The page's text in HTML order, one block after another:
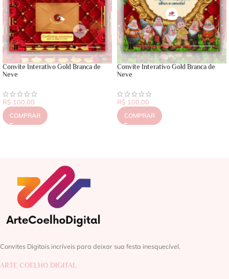
Convite Interativo Gold Branca de
Neve
R$ 100,00
COMPRAR
Convite Interativo Gold Branca de
Neve
R$ 100,00
COMPRAR
Convites Digitais incríveis para deixar sua festa inesquecível.
ARTE COELHO DIGITAL